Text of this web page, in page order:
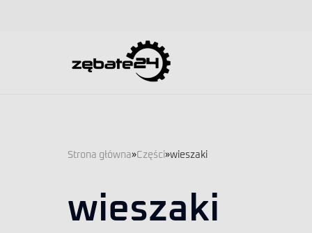
Strona główna»Części»wieszaki
wieszaki